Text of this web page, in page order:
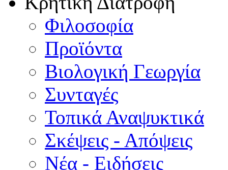
Φιλοσοφία
Προϊόντα
Βιολογική Γεωργία
Συνταγές
Τοπικά Αναψυκτικά
Σκέψεις - Απόψεις
Νέα - Ειδήσεις